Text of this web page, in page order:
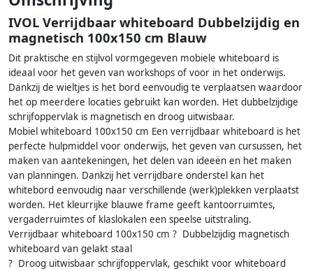
IVOL Verrijdbaar whiteboard Dubbelzijdig en
magnetisch 100x150 cm Blauw
Dit praktische en stijlvol vormgegeven mobiele whiteboard is
ideaal voor het geven van workshops of voor in het onderwijs.
Dankzij de wieltjes is het bord eenvoudig te verplaatsen waardoor
het op meerdere locaties gebruikt kan worden. Het dubbelzijdige
schrijfoppervlak is magnetisch en droog uitwisbaar.
Mobiel whiteboard 100x150 cm Een verrijdbaar whiteboard is het
perfecte hulpmiddel voor onderwijs, het geven van cursussen, het
maken van aantekeningen, het delen van ideeën en het maken
van planningen. Dankzij het verrijdbare onderstel kan het
whitebord eenvoudig naar verschillende (werk)plekken verplaatst
worden. Het kleurrijke blauwe frame geeft kantoorruimtes,
vergaderruimtes of klaslokalen een speelse uitstraling.
Verrijdbaar whiteboard 100x150 cm ? Dubbelzijdig magnetisch
whiteboard van gelakt staal
? Droog uitwisbaar schrijfoppervlak, geschikt voor whiteboard